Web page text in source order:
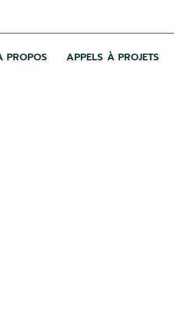
PROPOS APPELS À PROJETS